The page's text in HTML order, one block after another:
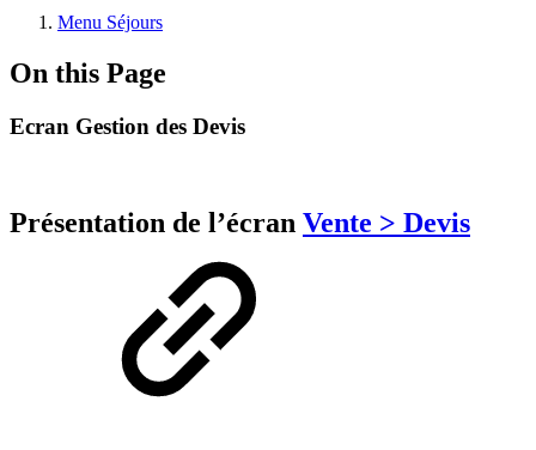
Menu Séjours
On this Page
Ecran Gestion des Devis
Présentation de l’écran Vente > Devis